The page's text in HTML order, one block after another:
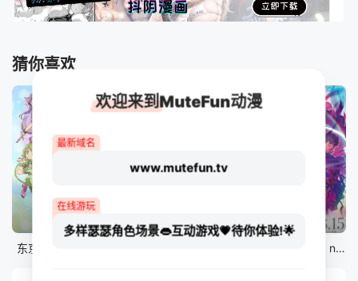
猜你喜欢
12集全
东京猫猫 NEW～♡ 剧场版 Fate/stay night [Heaven&#039;s Feel] III.spring song
欢迎来到MuteFun动漫
最新域名
www.mutefun.tv
在线游玩
多样瑟瑟角色场景👄互动游戏💗待你体验!🌟